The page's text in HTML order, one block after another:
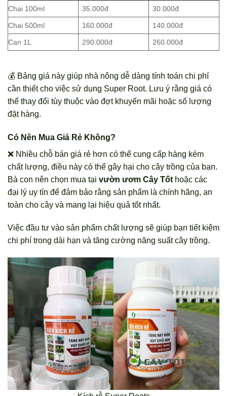
Chai 100ml 35.000đ 30.000đ
Chai 500ml 160.000đ 140.000đ
Can 1L 290.000đ 260.000đ
💰 Bảng giá này giúp nhà nông dễ dàng tính toán chi phí
cần thiết cho việc sử dụng Super Root. Lưu ý rằng giá có
thể thay đổi tùy thuộc vào đợt khuyến mãi hoặc số lượng
đặt hàng.
Có Nên Mua Giá Rẻ Không?
❌ Nhiều chỗ bán giá rẻ hơn có thể cung cấp hàng kém
chất lượng, điều này có thể gây hại cho cây trồng của bạn.
Bà con nên chọn mua tại vườn ươm Cây Tốt hoặc các
đại lý uy tín để đảm bảo rằng sản phẩm là chính hãng, an
toàn cho cây và mang lại hiệu quả tốt nhất.
Việc đầu tư vào sản phẩm chất lượng sẽ giúp bạn tiết kiệm
chi phí trong dài hạn và tăng cường năng suất cây trồng.